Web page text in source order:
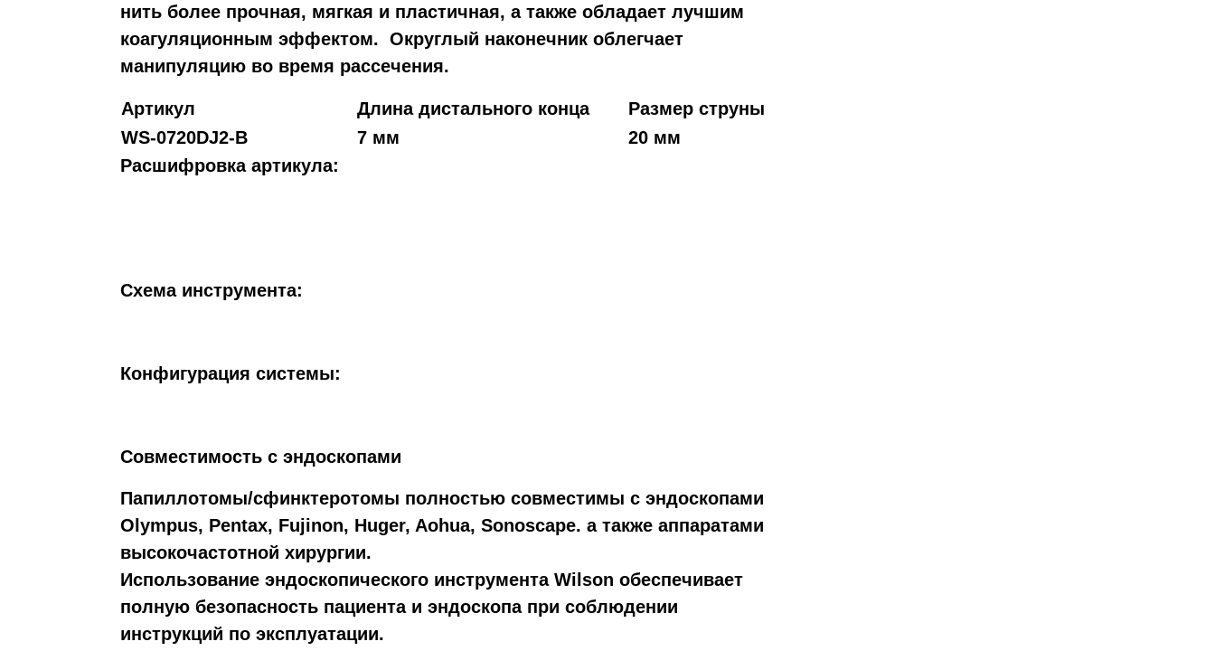
нить более прочная, мягкая и пластичная, а также обладает лучшим
коагуляционным эффектом. Округлый наконечник облегчает
манипуляцию во время рассечения.
Артикул Длина дистального конца
Размер струны
WS-0720DJ2-В
7 мм
20 мм
Расшифровка артикула:
Схема инструмента:
Конфигурация системы:
Совместимость с эндоскопами
Папиллотомы/сфинктеротомы полностью совместимы с эндоскопами
Olympus, Pentax, Fujinon, Huger, Aohua, Sonoscape. а также аппаратами
высокочастотной хирургии.
Использование эндоскопического инструмента Wilson обеспечивает
полную безопасность пациента и эндоскопа при соблюдении
инструкций по эксплуатации.